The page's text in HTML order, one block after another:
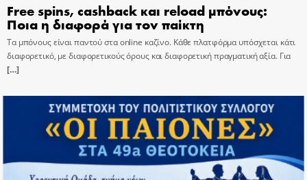
Free spins, cashback και reload μπόνους:
Ποια η διαφορά για τον παίκτη
Τα μπόνους είναι παντού στα online καζίνο. Κάθε πλατφόρμα υπόσχεται κάτι
διαφορετικό, με διαφορετικούς όρους και διαφορετική πραγματική αξία. Για
[…]